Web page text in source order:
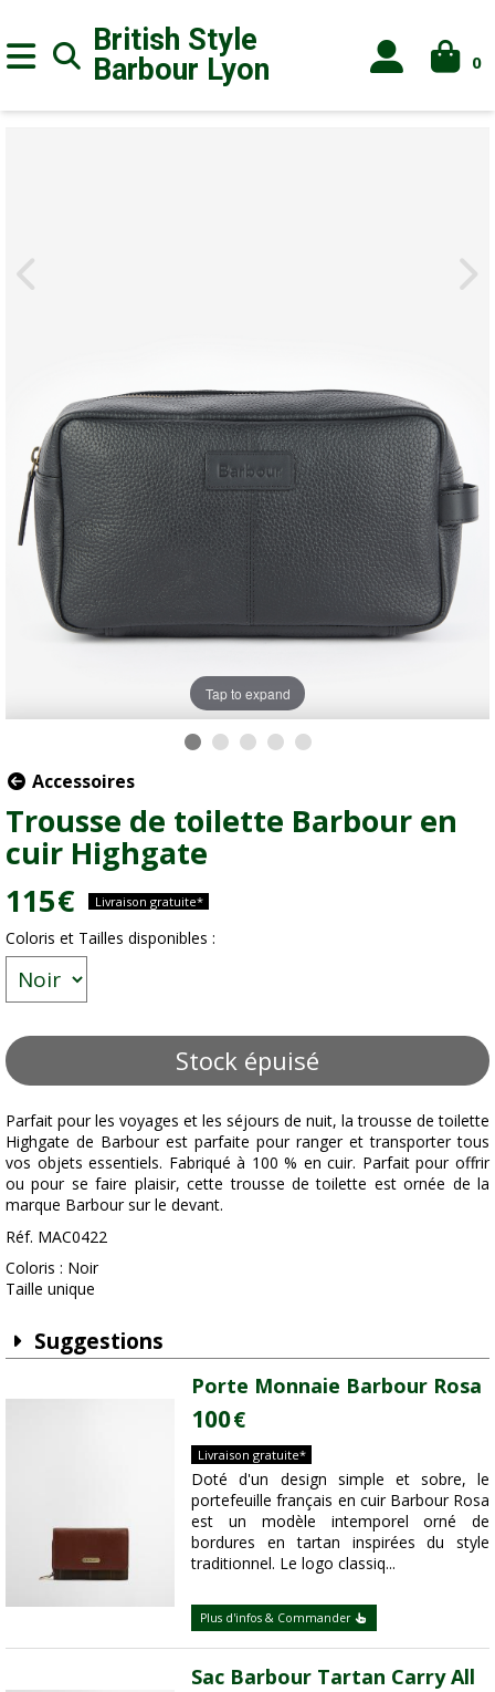
British Style
Barbour Lyon 0
Tap to expand
Accessoires
Trousse de toilette Barbour en
cuir Highgate
115€ Livraison gratuite*
Coloris et Tailles disponibles :
Stock épuisé
Parfait pour les voyages et les séjours de nuit, la trousse de toilette
Highgate de Barbour est parfaite pour ranger et transporter tous
vos objets essentiels. Fabriqué à 100 % en cuir. Parfait pour offrir
ou pour se faire plaisir, cette trousse de toilette est ornée de la
marque Barbour sur le devant.
Réf. MAC0422
Coloris : Noir
Taille unique
Suggestions
Porte Monnaie Barbour Rosa
100€
Livraison gratuite*
Doté d'un design simple et sobre, le
portefeuille français en cuir Barbour Rosa
est un modèle intemporel orné de
bordures en tartan inspirées du style
traditionnel. Le logo classiq...
Plus d'infos & Commander
Sac Barbour Tartan Carry All